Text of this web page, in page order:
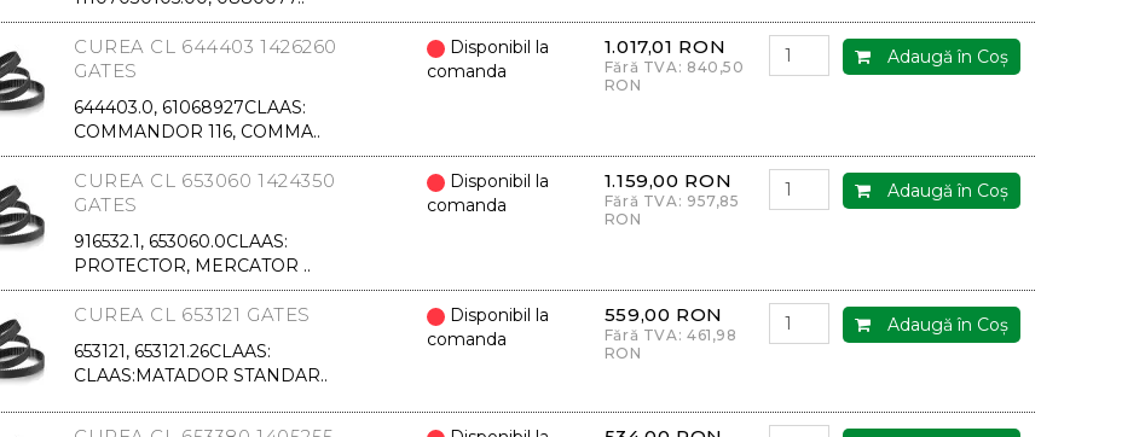
CUREA CL 644403 1426260
GATES
644403.0, 61068927CLAAS:
COMMANDOR 116, COMMA..
Disponibil la
comanda
1.017,01 RON
Fără TVA: 840,50
RON
Adaugă în Coş
CUREA CL 653060 1424350
GATES
916532.1, 653060.0CLAAS:
PROTECTOR, MERCATOR ..
Disponibil la
comanda
1.159,00 RON
Fără TVA: 957,85
RON
Adaugă în Coş
CUREA CL 653121 GATES
653121, 653121.26CLAAS:
CLAAS:MATADOR STANDAR..
Disponibil la
comanda
559,00 RON
Fără TVA: 461,98
RON
Adaugă în Coş